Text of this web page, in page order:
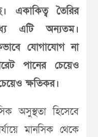
একাকিত্ব তৈরির
এটি অন্যতম।
যোগাযোগ না
পানের চেয়েও
ক্ষতিকর।
অসুস্থতা হিসেবে
মানসিক থেকে